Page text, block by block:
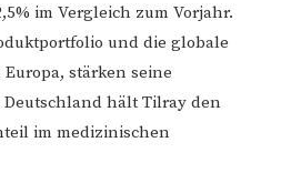
im Vergleich zum Vorjahr.
und die globale
stärken seine
hält Tilray den
im medizinischen